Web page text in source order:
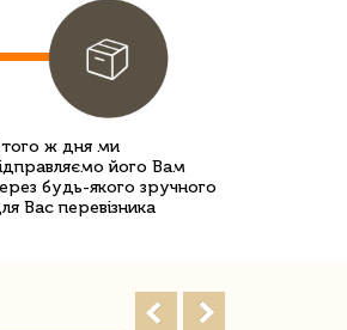
того ж дня ми
його Вам
будь-якого зручного
Вас перевізника